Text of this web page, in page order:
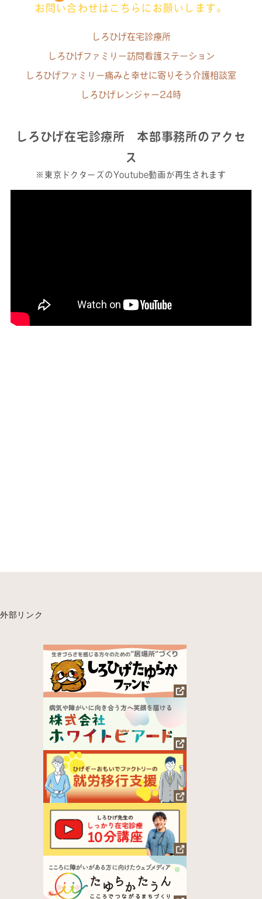
お問い合わせはこちらにお願いします。
しろひげ在宅診療所
しろひげファミリー訪問看護ステーション
しろひげファミリー痛みと幸せに寄りそう介護相談室
しろひげレンジャー24時
しろひげ在宅診療所 本部事務所のアクセ
ス
※東京ドクターズのYoutube動画が再生されます
外部リンク